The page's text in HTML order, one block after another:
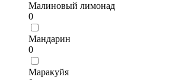
Малиновый лимонад
0
Мандарин
0
Маракуйя